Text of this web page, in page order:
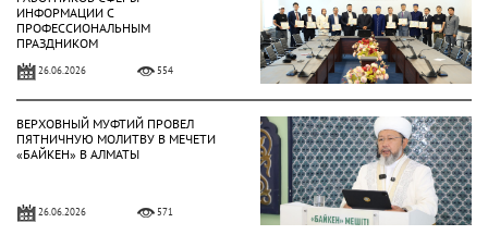
ИНФОРМАЦИИ С
ПРОФЕССИОНАЛЬНЫМ
ПРАЗДНИКОМ
26.06.2026 554
ВЕРХОВНЫЙ МУФТИЙ ПРОВЕЛ
ПЯТНИЧНУЮ МОЛИТВУ В МЕЧЕТИ
«БАЙКЕН» В АЛМАТЫ
26.06.2026 571